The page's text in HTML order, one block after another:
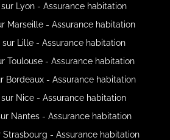
Lyon - Assurance habitation
Marseille - Assurance habitation
sur Lille - Assurance habitation
Toulouse - Assurance habitation
Bordeaux - Assurance habitation
Nice - Assurance habitation
Nantes - Assurance habitation
Strasbourg - Assurance habitation